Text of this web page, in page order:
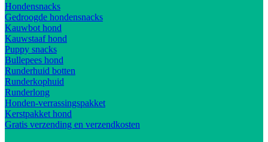
Hondensnacks
Gedroogde hondensnacks
Kauwbot hond
Kauwstaaf hond
Puppy snacks
Bullepees hond
Runderhuid botten
Runderkophuid
Runderlong
Honden-verrassingspakket
Kerstpakket hond
Gratis verzending en verzendkosten